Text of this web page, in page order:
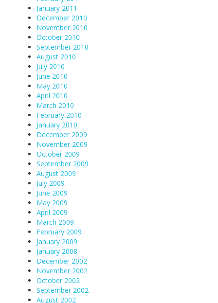
January 2011
December 2010
November 2010
October 2010
September 2010
August 2010
July 2010
June 2010
May 2010
April 2010
March 2010
February 2010
January 2010
December 2009
November 2009
October 2009
September 2009
August 2009
July 2009
June 2009
May 2009
April 2009
March 2009
February 2009
January 2009
January 2008
December 2002
November 2002
October 2002
September 2002
August 2002